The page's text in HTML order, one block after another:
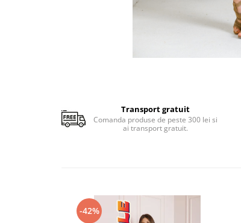
Transport gratuit
Comanda produse de peste 300 lei si
ai transport gratuit.
-42%